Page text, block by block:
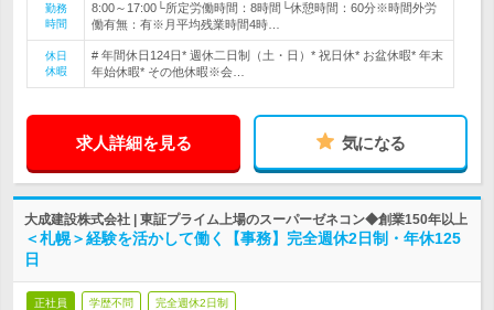
勤務
時間
8:00～17:00└所定労働時間：8時間└休憩時間：60分※時間外労
働有無：有※月平均残業時間4時…
休日
休暇
# 年間休日124日* 週休二日制（土・日）* 祝日休* お盆休暇* 年末
年始休暇* その他休暇※会…
求人詳細を見る 気になる
大成建設株式会社 | 東証プライム上場のスーパーゼネコン◆創業150年以上
＜札幌＞経験を活かして働く【事務】完全週休2日制・年休125
日
正社員 学歴不問 完全週休2日制